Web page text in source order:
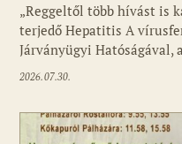
„Reggeltől több hívást is
terjedő Hepatitis A
Járványügyi Hatóságával,
2026.07.30.